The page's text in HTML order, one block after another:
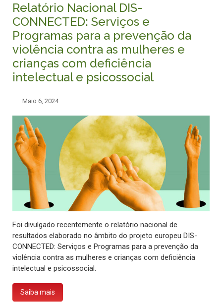
Relatório Nacional DIS-
CONNECTED: Serviços e
Programas para a prevenção da
violência contra as mulheres e
crianças com deficiência
intelectual e psicossocial
Maio 6, 2024
Foi divulgado recentemente o relatório nacional de
resultados elaborado no âmbito do projeto europeu DIS-
CONNECTED: Serviços e Programas para a prevenção da
violência contra as mulheres e crianças com deficiência
intelectual e psicossocial.
Saiba mais